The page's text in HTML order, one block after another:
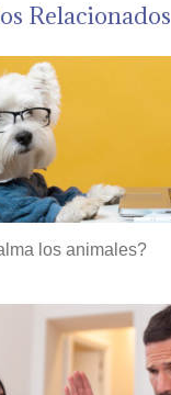
Relacionados
los animales?